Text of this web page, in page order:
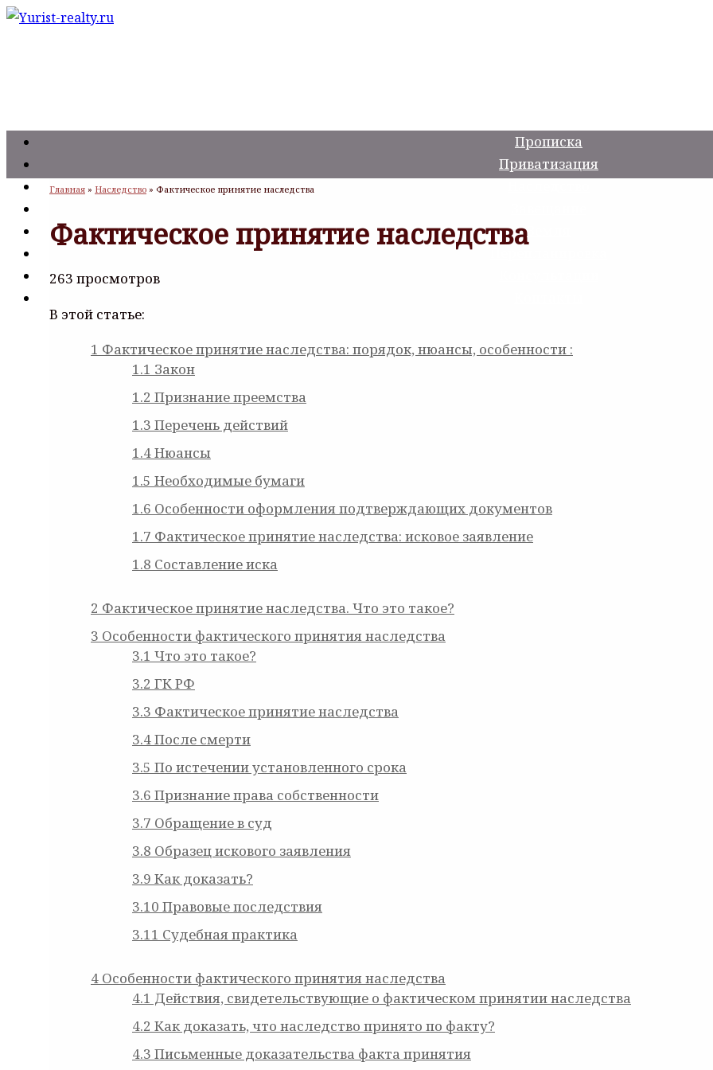
Прописка
Приватизация
Земля
Главная » Наследство » Фактическое принятие наследства
Фактическое принятие наследства
263 просмотров
В этой статье:
1 Фактическое принятие наследства: порядок, нюансы, особенности :
1.1 Закон
1.2 Признание преемства
1.3 Перечень действий
1.4Нюансы
1.5 Необходимые бумаги
1.6 Особенности оформления подтверждающих документов
1.7 Фактическое принятие наследства: исковое заявление
1.8 Составление иска
2 Фактическое принятие наследства. Что это такое?
3 Особенности фактического принятия наследства
3.1 Что это такое?
3.2 ГК РФ
3.3 Фактическое принятие наследства
3.4После смерти
3.5 По истечении установленного срока
3.6 Признание права собственности
3.7 Обращение в суд
3.8 Образец искового заявления
3.9 Как доказать?
3.10 Правовые последствия
3.11 Судебная практика
4 Особенности фактического принятия наследства
4.1 Действия, свидетельствующие о фактическом принятии наследства
4.2 Как доказать, что наследство принято по факту?
4.3 Письменные доказательства факта принятия